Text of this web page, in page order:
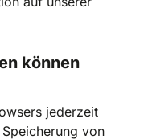
können
jederzeit
von